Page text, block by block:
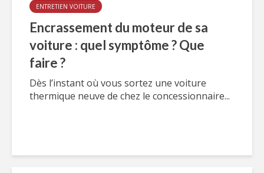
ENTRETIEN VOITURE
Encrassement du moteur de sa
voiture : quel symptôme ? Que
faire ?
Dès l’instant où vous sortez une voiture
thermique neuve de chez le concessionnaire...